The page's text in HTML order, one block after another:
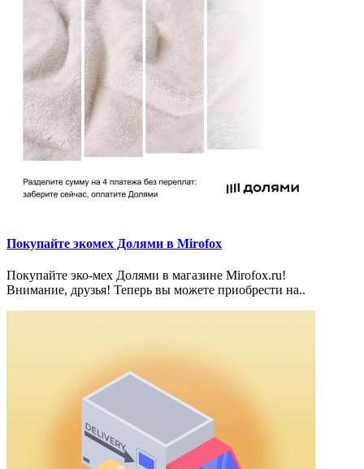
Покупайте экомех Долями в Mirofox
Покупайте эко-мех Долями в магазине Mirofox.ru!
Внимание, друзья! Теперь вы можете приобрести на..